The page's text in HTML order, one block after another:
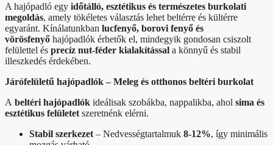
A hajópadló egy időtálló, esztétikus és természetes burkolati
megoldás, amely tökéletes választás lehet beltérre és kültérre
egyaránt. Kínálatunkban lucfenyő, borovi fenyő és
vörösfenyő hajópadlók érhetők el, mindegyik gondosan csiszolt
felülettel és precíz nut-féder kialakítással a könnyű és stabil
illeszkedés érdekében.
Járófelületű hajópadlók – Meleg és otthonos beltéri burkolat
A beltéri hajópadlók ideálisak szobákba, nappalikba, ahol sima és
esztétikus felületet szeretnénk elérni.
Stabil szerkezet – Nedvességtartalmuk 8-12%, így minimális